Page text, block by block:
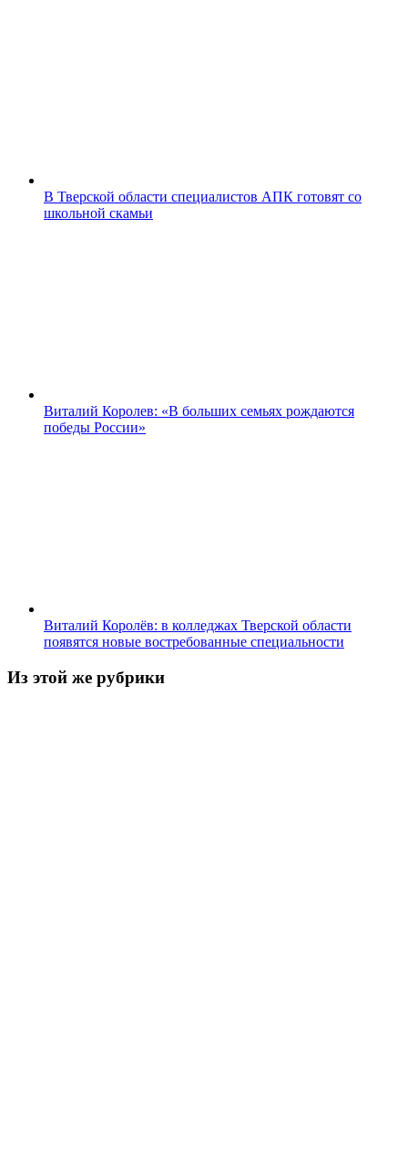
В Тверской области специалистов АПК готовят со
школьной скамьи
Виталий Королев: «В больших семьях рождаются
победы России»
Виталий Королёв: в колледжах Тверской области
появятся новые востребованные специальности
Из этой же рубрики